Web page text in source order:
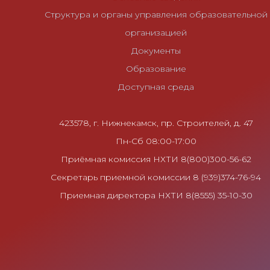
п
я
Структура и органы управления образовательной
организацией
Документы
Образование
Доступная среда
423578, г. Нижнекамск, пр. Строителей, д. 47
Пн-Сб 08:00-17:00
Приёмная комиссия НХТИ 8(800)300-56-62
Секретарь приемной комиссии 8 (939)374-76-94
Приемная директора НХТИ 8(8555) 35-10-30